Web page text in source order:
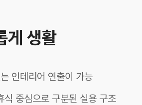
게 생활
인테리어 연출이 가능
중심으로 구분된 실용 구조